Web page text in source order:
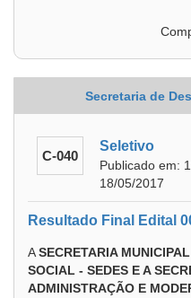
Secretaria de
C-040
Seletivo
Publicado em:
18/05/2017
Resultado Final Edital
ASECRETARIA
SOCIAL - SEDES E A
ADMINISTRAÇÃO E